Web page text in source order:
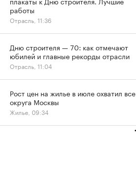
работы
Отрасль, 11:36
Дню строителя — 70: как отмечают
юбилей и главные рекорды отрасли
Отрасль, 11:04
Рост цен на жилье в июле охватил все
округа Москвы
Жилье, 09:34